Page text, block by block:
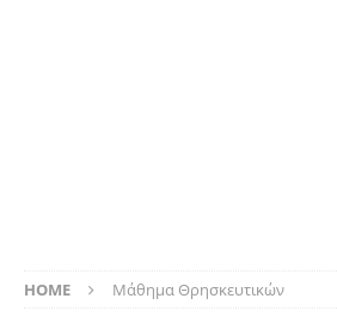
HOME Μάθημα Θρησκευτικών